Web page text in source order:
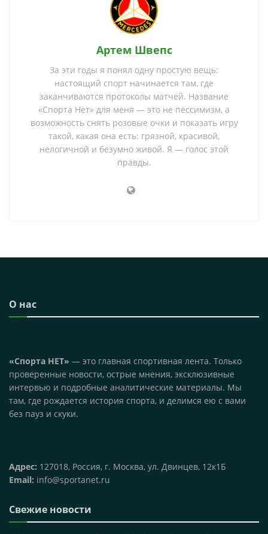
Артем Швепс
За эти годы я понял одну простую вещь:
настоящий спорт начинается там, где
заканчиваются протоколы матчей. Название
«Спорта Нет» для меня — это не пессимизм, а
возможность снять розовые очки и показать игру
такой, какая она есть: грязной, красивой,
нелогичной и безумно живой. Я — голос этой
правды.
О нас
«Спорта НЕТ» — это главная спортивная лента. Только
проверенные новости, острые мнения, эксклюзивные
интервью и подробные аналитические материалы. Мы
там, где рождается история спорта, и делимся ею с вами
без пауз и скуки.
Адрес: 127018, Россия, г. Москва, ул. Двинцев, 12к1Б
Email: info@sportanet.ru
Свежие новости